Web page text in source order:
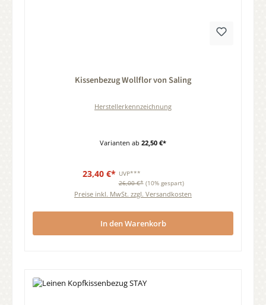
Kissenbezug Wollflor von Saling
Herstellerkennzeichnung
Varianten ab 22,50 €*
23,40 €* UVP***
26,00 €* (10% gespart)
Preise inkl. MwSt. zzgl. Versandkosten
In den Warenkorb